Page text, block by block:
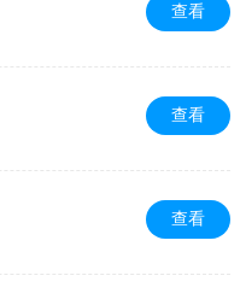
查看
查看
查看